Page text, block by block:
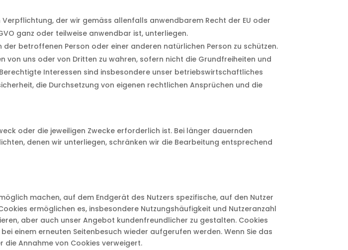
der wir gemäss allenfalls anwendbarem Recht der EU oder
ganz oder teilweise anwendbar ist, unterliegen.
betroffenen Person oder einer anderen natürlichen Person zu schützen.
uns oder von Dritten zu wahren, sofern nicht die Grundfreiheiten und
Interessen sind insbesondere unser betriebswirtschaftliches
die Durchsetzung von eigenen rechtlichen Ansprüchen und die
oder die jeweiligen Zwecke erforderlich ist. Bei länger dauernden
denen wir unterliegen, schränken wir die Bearbeitung entsprechend
machen, auf dem Endgerät des Nutzers spezifische, auf den Nutzer
ermöglichen es, insbesondere Nutzungshäufigkeit und Nutzeranzahl
aber auch unser Angebot kundenfreundlicher zu gestalten. Cookies
einem erneuten Seitenbesuch wieder aufgerufen werden. Wenn Sie das
die Annahme von Cookies verweigert.